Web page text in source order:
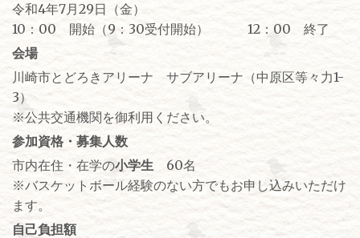
令和4年7月29日（金）
10：00 開始（9：30受付開始） 12：00 終了
会場
川崎市とどろきアリーナ サブアリーナ（中原区等々力1-
3）
※公共交通機関を御利用ください。
参加資格・募集人数
市内在住・在学の小学生 60名
※バスケットボール経験のない方でもお申し込みいただけ
ます。
自己負担額